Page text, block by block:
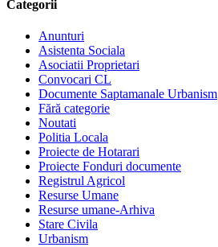
Categorii
Anunturi
Asistenta Sociala
Asociatii Proprietari
Convocari CL
Documente Saptamanale Urbanism
Fără categorie
Noutati
Politia Locala
Proiecte de Hotarari
Proiecte Fonduri documente
Registrul Agricol
Resurse Umane
Resurse umane-Arhiva
Stare Civila
Urbanism